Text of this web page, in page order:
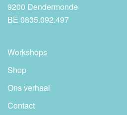
9200 Dendermonde
BE 0835.092.497
Workshops
Shop
Ons verhaal
Contact